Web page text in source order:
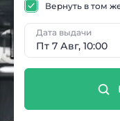
Пт 7 Авг, 10:00
Дата выдачи
Вернуть в том